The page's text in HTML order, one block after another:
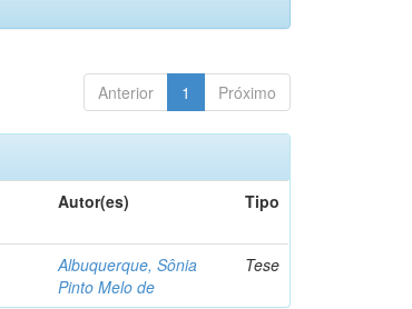
Anterior 1 Próximo
Autor(es) Tipo
Albuquerque, Sônia
Pinto Melo de
Tese